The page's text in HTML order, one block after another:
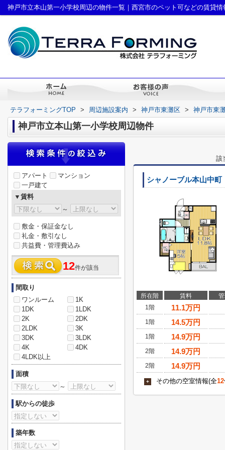
神戸市立本山第一小学校周辺の物件一覧｜西宮市のペット可などの賃貸
テラフォーミングTOP > 周辺施設案内 > 神戸市東灘区 > 神戸市東
神戸市立本山第一小学校周辺物件
該
シャノーブル本山中町
所在階 賃料
1階
11.1万円
1階 14.5万円
1階 14.9万円
2階 14.9万円
2階 14.9万円
+ その他の空室情報(全12
アパート
マンション
一戸建て
▼賃料
～
敷金・保証金なし
礼金・敷引なし
共益費・管理費込み
12件が該当
間取り
ワンルーム
1K
1DK
1LDK
2K
2DK
2LDK
3K
3DK
3LDK
4K
4DK
4LDK以上
面積
～
駅からの徒歩
築年数